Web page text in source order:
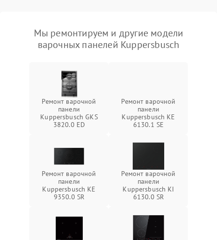
Мы ремонтируем и другие модели
варочных панелей Kuppersbusch
Ремонт варочной
панели
Kuppersbusch GKS
3820.0 ED
Ремонт варочной
панели
Kuppersbusch KE
6130.1 SE
Ремонт варочной
панели
Kuppersbusch KE
9350.0 SR
Ремонт варочной
панели
Kuppersbusch KI
6130.0 SR